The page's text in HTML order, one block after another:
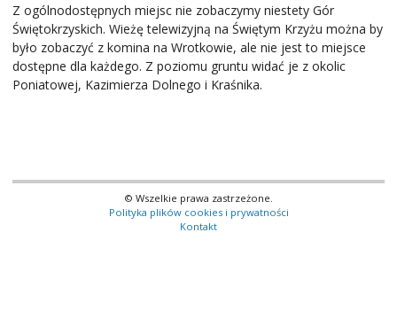
Z ogólnodostępnych miejsc nie zobaczymy niestety Gór
Świętokrzyskich. Wieżę telewizyjną na Świętym Krzyżu można by
było zobaczyć z komina na Wrotkowie, ale nie jest to miejsce
dostępne dla każdego. Z poziomu gruntu widać je z okolic
Poniatowej, Kazimierza Dolnego i Kraśnika.
© Wszelkie prawa zastrzeżone.
Polityka plików cookies i prywatności
Kontakt